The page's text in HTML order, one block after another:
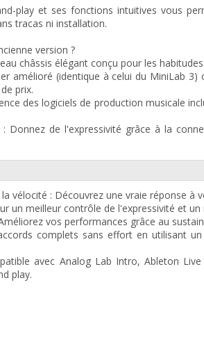
play et ses fonctions intuitives vous
tracas ni installation.
version ?
châssis élégant conçu pour les
amélioré (identique à celui du MiniLab
prix.
des logiciels de production musicale
Donnez de l'expressivité grâce à la
vélocité : Découvrez une vraie réponse
un meilleur contrôle de l'expressivité et
vos performances grâce au
complets sans effort en utilisant
avec Analog Lab Intro, Ableton
play.